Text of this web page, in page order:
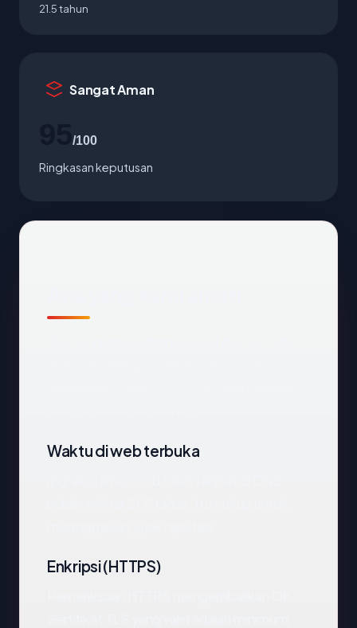
21.5 tahun
Sangat Aman
/100
Ringkasan keputusan
Waktu di web terbuka
Enkripsi (HTTPS)